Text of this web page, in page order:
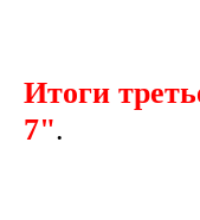
Итоги
7".